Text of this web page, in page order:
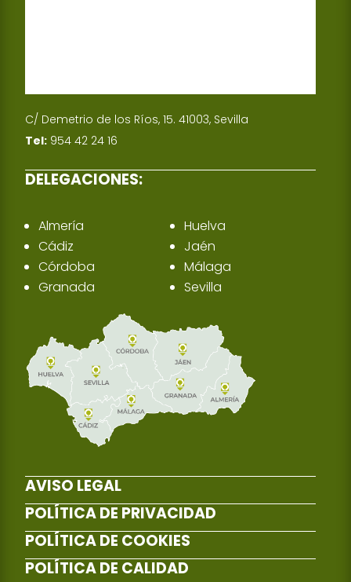
C/ Demetrio de los Ríos, 15. 41003, Sevilla
Tel: 954 42 24 16
DELEGACIONES:
Almería
Cádiz
Córdoba
Granada
Huelva
Jaén
Málaga
Sevilla
AVISO LEGAL
POLÍTICA DE PRIVACIDAD
POLÍTICA DE COOKIES
POLÍTICA DE CALIDAD